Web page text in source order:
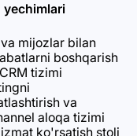
yechimlari
mijozlar bilan
boshqarish
tizimi
va
aloqa tizimi
ko'rsatish stoli